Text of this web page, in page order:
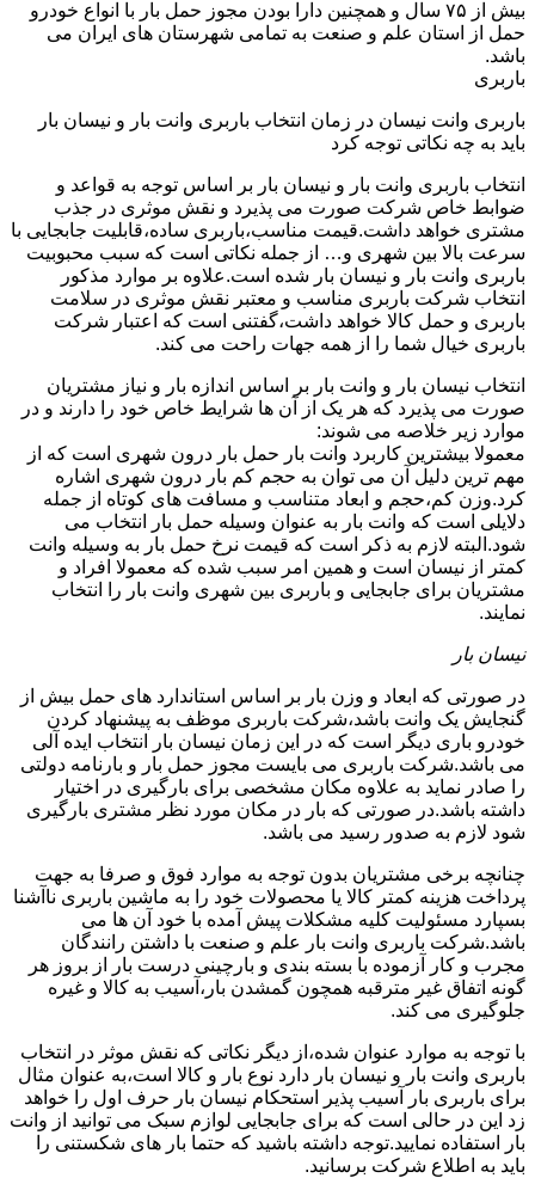
بیش از ۷۵ سال و همچنین دارا بودن مجوز حمل بار با انواع خودرو
حمل از استان علم و صنعت به تمامی شهرستان های ایران می
باشد.
باربری
باربری وانت نیسان در زمان انتخاب باربری وانت بار و نیسان بار
باید به چه نکاتی توجه کرد
انتخاب باربری وانت بار و نیسان بار بر اساس توجه به قواعد و
ضوابط خاص شرکت صورت می پذیرد و نقش موثری در جذب
مشتری خواهد داشت.قیمت مناسب،باربری ساده،قابلیت جابجایی با
سرعت بالا بین شهری و… از جمله نکاتی است که سبب محبوبیت
باربری وانت بار و نیسان بار شده است.علاوه بر موارد مذکور
انتخاب شرکت باربری مناسب و معتبر نقش موثری در سلامت
باربری و حمل کالا خواهد داشت،گفتنی است که اعتبار شرکت
باربری خیال شما را از همه جهات راحت می کند.
انتخاب نیسان بار و وانت بار بر اساس اندازه بار و نیاز مشتریان
صورت می پذیرد که هر یک از آن ها شرایط خاص خود را دارند و در
موارد زیر خلاصه می شوند:
معمولا بیشترین کاربرد وانت بار حمل بار درون شهری است که از
مهم ترین دلیل آن می توان به حجم کم بار درون شهری اشاره
کرد.وزن کم،حجم و ابعاد متناسب و مسافت های کوتاه از جمله
دلایلی است که وانت بار به عنوان وسیله حمل بار انتخاب می
شود.البته لازم به ذکر است که قیمت نرخ حمل بار به وسیله وانت
کمتر از نیسان است و همین امر سبب شده که معمولا افراد و
مشتریان برای جابجایی و باربری بین شهری وانت بار را انتخاب
نمایند.
نیسان بار
در صورتی که ابعاد و وزن بار بر اساس استاندارد های حمل بیش از
گنجایش یک وانت باشد،شرکت باربری موظف به پیشنهاد کردن
خودرو باری دیگر است که در این زمان نیسان بار انتخاب ایده آلی
می باشد.شرکت باربری می بایست مجوز حمل بار و بارنامه دولتی
را صادر نماید به علاوه مکان مشخصی برای بارگیری در اختیار
داشته باشد.در صورتی که بار در مکان مورد نظر مشتری بارگیری
شود لازم به صدور رسید می باشد.
چنانچه برخی مشتریان بدون توجه به موارد فوق و صرفا به جهت
پرداخت هزینه کمتر کالا یا محصولات خود را به ماشین باربری ناآشنا
بسپارد مسئولیت کلیه مشکلات پیش آمده با خود آن ها می
باشد.شرکت باربری وانت بار علم و صنعت با داشتن رانندگان
مجرب و کار آزموده با بسته بندی و بارچینی درست بار از بروز هر
گونه اتفاق غیر مترقبه همچون گمشدن بار،آسیب به کالا و غیره
جلوگیری می کند.
با توجه به موارد عنوان شده،از دیگر نکاتی که نقش موثر در انتخاب
باربری وانت بار و نیسان بار دارد نوع بار و کالا است،به عنوان مثال
برای باربری بار آسیب پذیر استحکام نیسان بار حرف اول را خواهد
زد این در حالی است که برای جابجایی لوازم سبک می توانید از وانت
بار استفاده نمایید.توجه داشته باشید که حتما بار های شکستنی را
باید به اطلاع شرکت برسانید.